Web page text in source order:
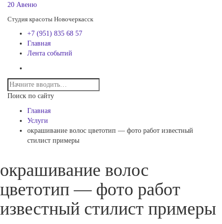
20 Авеню
Студия красоты Новочеркасск
+7 (951) 835 68 57
Главная
Лента событий
Поиск по сайту
Главная
Услуги
окрашивание волос цветотип — фото работ известный
стилист примеры
окрашивание волос
цветотип — фото работ
известный стилист примеры